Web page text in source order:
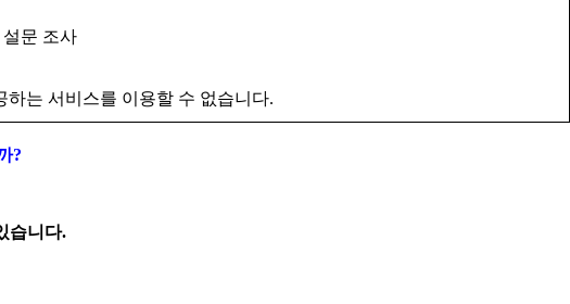
문 조사
는 서비스를 이용할 수 없습니다.
?
습니다.